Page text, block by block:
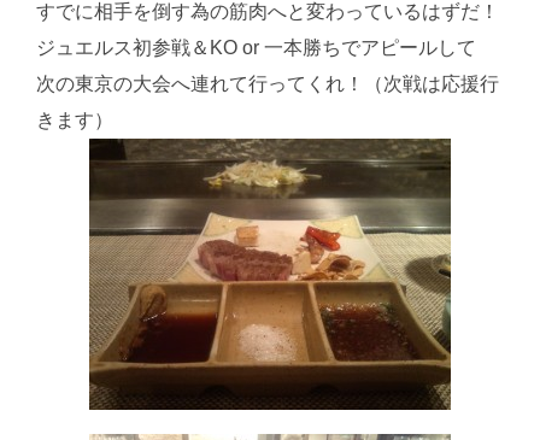
すでに相手を倒す為の筋肉へと変わっているはずだ！
ジュエルス初参戦＆KO or 一本勝ちでアピールして
次の東京の大会へ連れて行ってくれ！（次戦は応援行
きます）